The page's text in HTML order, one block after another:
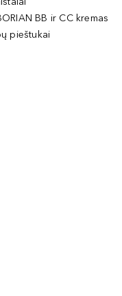
BB ir CC kremas
pieštukai